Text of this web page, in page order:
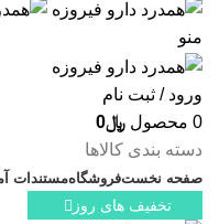
منو
ورود / ثبت نام
0 محصول ﷼0
دسته بندی کالاها
صفحه نخستفروشگاهمستندات
تخفیف های روز